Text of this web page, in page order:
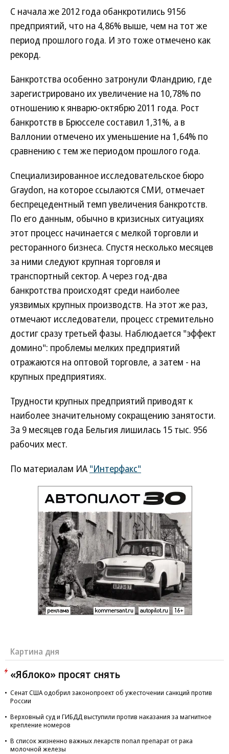
С начала же 2012 года обанкротились 9156
предприятий, что на 4,86% выше, чем на тот же
период прошлого года. И это тоже отмечено как
рекорд.
Банкротства особенно затронули Фландрию, где
зарегистрировано их увеличение на 10,78% по
отношению к январю-октябрю 2011 года. Рост
банкротств в Брюсселе составил 1,31%, а в
Валлонии отмечено их уменьшение на 1,64% по
сравнению с тем же периодом прошлого года.
Специализированное исследовательское бюро
Graydon, на которое ссылаются СМИ, отмечает
беспрецедентный темп увеличения банкротств.
По его данным, обычно в кризисных ситуациях
этот процесс начинается с мелкой торговли и
ресторанного бизнеса. Спустя несколько месяцев
за ними следуют крупная торговля и
транспортный сектор. А через год-два
банкротства происходят среди наиболее
уязвимых крупных производств. На этот же раз,
отмечают исследователи, процесс стремительно
достиг сразу третьей фазы. Наблюдается "эффект
домино": проблемы мелких предприятий
отражаются на оптовой торговле, а затем - на
крупных предприятиях.
Трудности крупных предприятий приводят к
наиболее значительному сокращению занятости.
За 9 месяцев года Бельгия лишилась 15 тыс. 956
рабочих мест.
По материалам ИА "Интерфакс"
Картина дня
«Яблоко» просят снять
Сенат США одобрил законопроект об ужесточении санкций против
России
Верховный суд и ГИБДД выступили против наказания за магнитное
крепление номеров
В список жизненно важных лекарств попал препарат от рака
молочной железы